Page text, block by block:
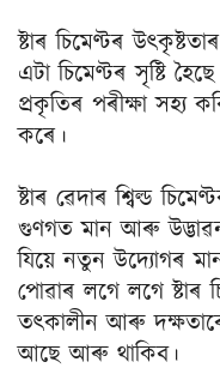
ষ্টাৰ চিমেণ্টৰ
এটা চিমেণ্টৰ সৃষ্টি
প্ৰকৃতিৰ পৰীক্ষা সহ্য
কৰে।
ষ্টাৰ ৱেদাৰ শ্বিল্ড
গুণগত মান আৰু
যিয়ে নতুন উদ্যোগৰ
পোৱাৰ লগে লগে ষ্টাৰ
তৎকালীন আৰু
আছে আৰু থাকিব।